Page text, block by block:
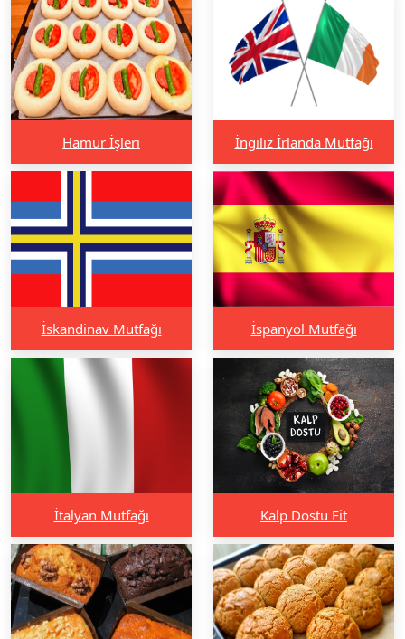
Hamur İşleri İngiliz İrlanda Mutfağı
İskandinav Mutfağı İspanyol Mutfağı
İtalyan Mutfağı Kalp Dostu Fit